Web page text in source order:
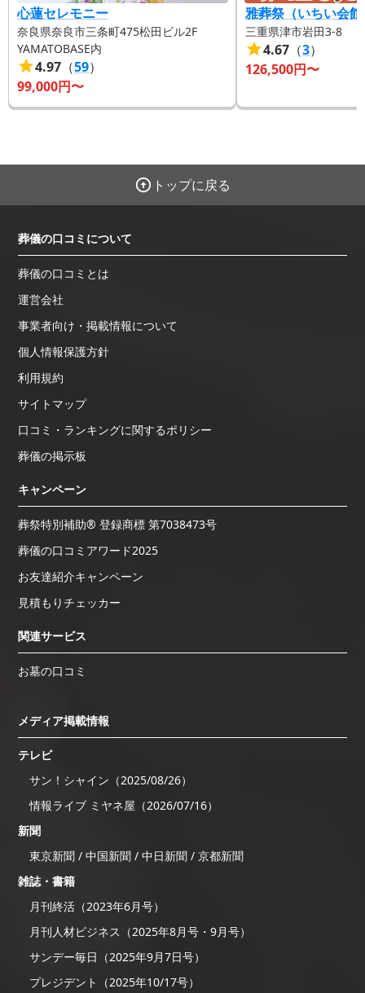
心蓮セレモニー
奈良県奈良市三条町475松田ビル2F
YAMATOBASE内
4.97 （59）
99,000円〜
雅葬祭（いちい会
三重県津市岩田3-8
4.67 （3）
126,500円〜
トップに戻る
葬儀の口コミについて
葬儀の口コミとは
運営会社
事業者向け・掲載情報について
個人情報保護方針
利用規約
サイトマップ
口コミ・ランキングに関するポリシー
葬儀の掲示板
キャンペーン
葬祭特別補助® 登録商標 第7038473号
葬儀の口コミアワード2025
お友達紹介キャンペーン
見積もりチェッカー
関連サービス
お墓の口コミ
メディア掲載情報
テレビ
サン！シャイン（2025/08/26）
情報ライブ ミヤネ屋（2026/07/16）
新聞
東京新聞 / 中国新聞 / 中日新聞 / 京都新聞
雑誌・書籍
月刊終活（2023年6月号）
月刊人材ビジネス（2025年8月号・9月号）
サンデー毎日（2025年9月7日号）
プレジデント（2025年10/17号）